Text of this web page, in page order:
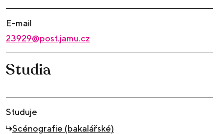
E-mail
23929@post.jamu.cz
Studia
Studuje
Scénografie (bakalářské)